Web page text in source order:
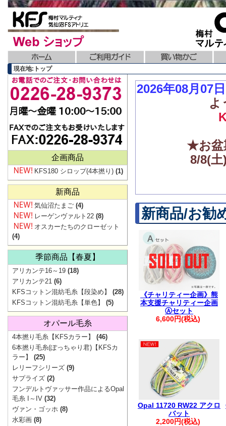
現在地:トップ
2026年08月07
よ
★お盆
8/8(
▼価
地震の影響で
最新の配送
新商品/お勧
《チャリティー企画》熊
本支援チャリティー企画
Ⓐセット
6,600円(税込)
Opal 11720 RW22 アクロ
バット
2,200円(税込)
企画商品
KFS180 シロップ(4本撚り) (1)
新商品
気仙沼たまご (4)
レーゲンヴァルト22 (8)
オスカーたちのクローゼット
(4)
季節商品【春夏】
アリカンテ16～19 (18)
アリカンテ21 (6)
KFSコットン混紡毛糸【段染め】
(28)
KFSコットン混紡毛糸【単色】
(5)
オパール毛糸
4本撚り毛糸【KFSカラー】
(46)
6本撚り毛糸(ぽっちゃり君)【KFSカ
ラー】
(25)
レリーフシリーズ (9)
サプライズ (2)
フンデルトヴァッサー作品によるOpal
毛糸 I～IV (32)
ヴァン・ゴッホ (8)
水彩画 (8)